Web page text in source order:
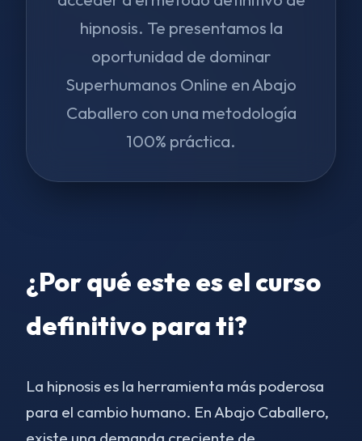
hipnosis. Te presentamos la
oportunidad de dominar
Superhumanos Online en Abajo
Caballero con una metodología
100% práctica.
¿Por qué este es el curso
definitivo para ti?
La hipnosis es la herramienta más poderosa
para el cambio humano. En Abajo Caballero,